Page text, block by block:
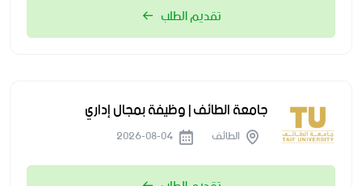
تقديم الطلب
جامعة الطائف | وظيفة بمجال إداري
الطائف